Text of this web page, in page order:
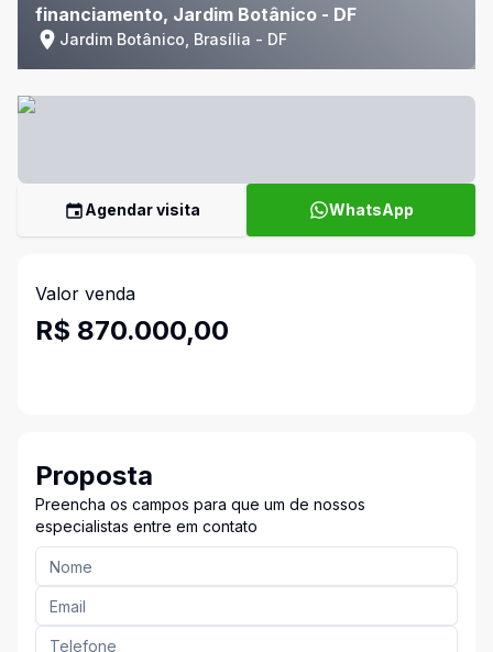
financiamento, Jardim Botânico - DF
Jardim Botânico, Brasília - DF
Agendar visita WhatsApp
Valor venda
R$ 870.000,00
Proposta
Preencha os campos para que um de nossos
especialistas entre em contato